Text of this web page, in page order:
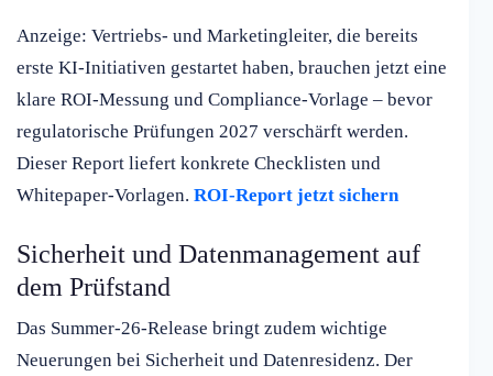
Anzeige: Vertriebs- und Marketingleiter, die bereits
erste KI-Initiativen gestartet haben, brauchen jetzt eine
klare ROI-Messung und Compliance-Vorlage – bevor
regulatorische Prüfungen 2027 verschärft werden.
Dieser Report liefert konkrete Checklisten und
Whitepaper-Vorlagen. ROI-Report jetzt sichern
Sicherheit und Datenmanagement auf
dem Prüfstand
Das Summer-26-Release bringt zudem wichtige
Neuerungen bei Sicherheit und Datenresidenz. Der